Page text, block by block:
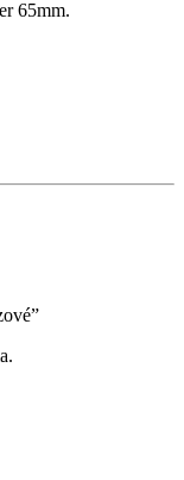
65mm.